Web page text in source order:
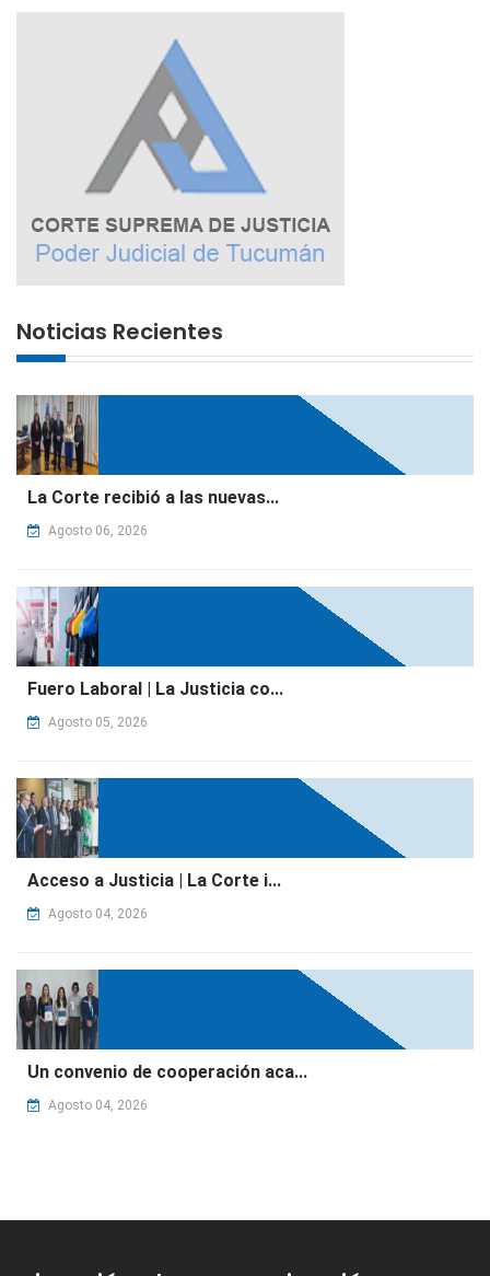
Noticias Recientes
La Corte recibió a las nuevas...
Agosto 06, 2026
Fuero Laboral | La Justicia co...
Agosto 05, 2026
Acceso a Justicia | La Corte i...
Agosto 04, 2026
Un convenio de cooperación aca...
Agosto 04, 2026